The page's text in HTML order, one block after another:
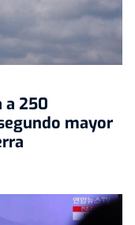
a 250
mayor